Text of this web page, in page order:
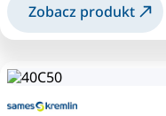
Zobacz produkt